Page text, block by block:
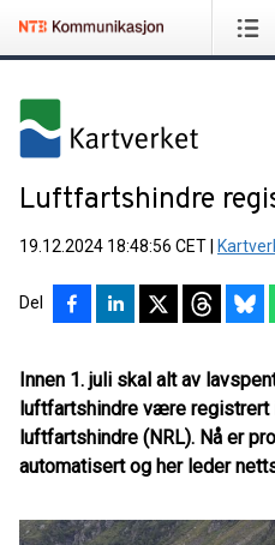
Luftfartshindre
19.12.2024 18:48:56 CET
Del
Innen 1. juli skal alt av
luftfartshindre være registrert
luftfartshindre (NRL). Nå er
automatisert og her leder